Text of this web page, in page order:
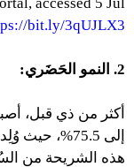
bit.ly/3qUJLX3
2. النمو الحَضَري:
أكثر من ذي قبل،
إلى 75.5%،
هذه الشريحة من